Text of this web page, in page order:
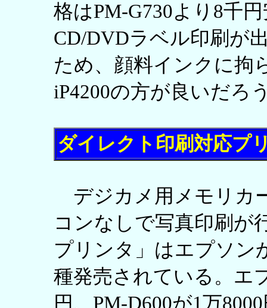
格はPM-G730より8千
CD/DVDラベル印刷が
ため、顔料インクに拘
iP4200の方が良いだろ
ダイレクト印刷対応プ
デジカメ用メモリカ
コンなしで写真印刷が
プリンタ」はエプソン
種発売されている。エ
円、PM-D600が1万